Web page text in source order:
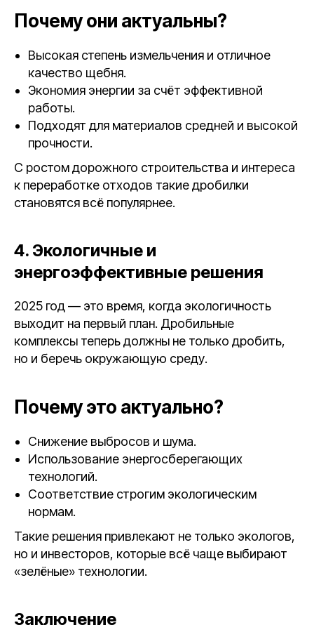
Почему они актуальны?
Высокая степень измельчения и отличное
качество щебня.
Экономия энергии за счёт эффективной
работы.
Подходят для материалов средней и высокой
прочности.
С ростом дорожного строительства и интереса
к переработке отходов такие дробилки
становятся всё популярнее.
4. Экологичные и
энергоэффективные решения
2025 год — это время, когда экологичность
выходит на первый план. Дробильные
комплексы теперь должны не только дробить,
но и беречь окружающую среду.
Почему это актуально?
Снижение выбросов и шума.
Использование энергосберегающих
технологий.
Соответствие строгим экологическим
нормам.
Такие решения привлекают не только экологов,
но и инвесторов, которые всё чаще выбирают
«зелёные» технологии.
Заключение